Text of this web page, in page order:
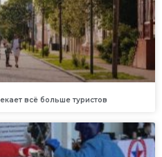
всё больше туристов